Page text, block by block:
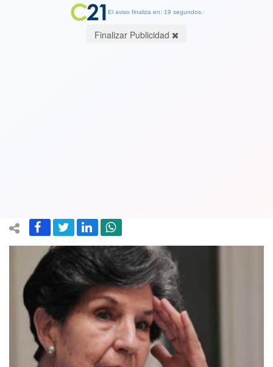
El aviso finaliza en: 19 segundos.
Finalizar Publicidad